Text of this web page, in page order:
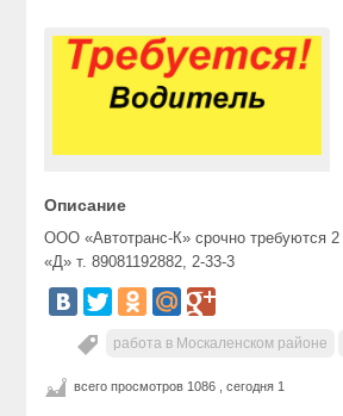
Описание
ООО «Автотранс-К» срочно требуются 2
«Д» т. 89081192882, 2-33-3
работа в Москаленском районе
всего просмотров 1086 , сегодня 1